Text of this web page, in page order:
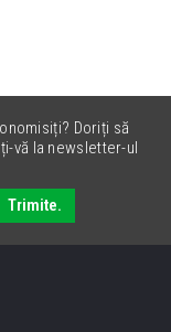
Doriți să
vă la newsletter-ul
Trimite.